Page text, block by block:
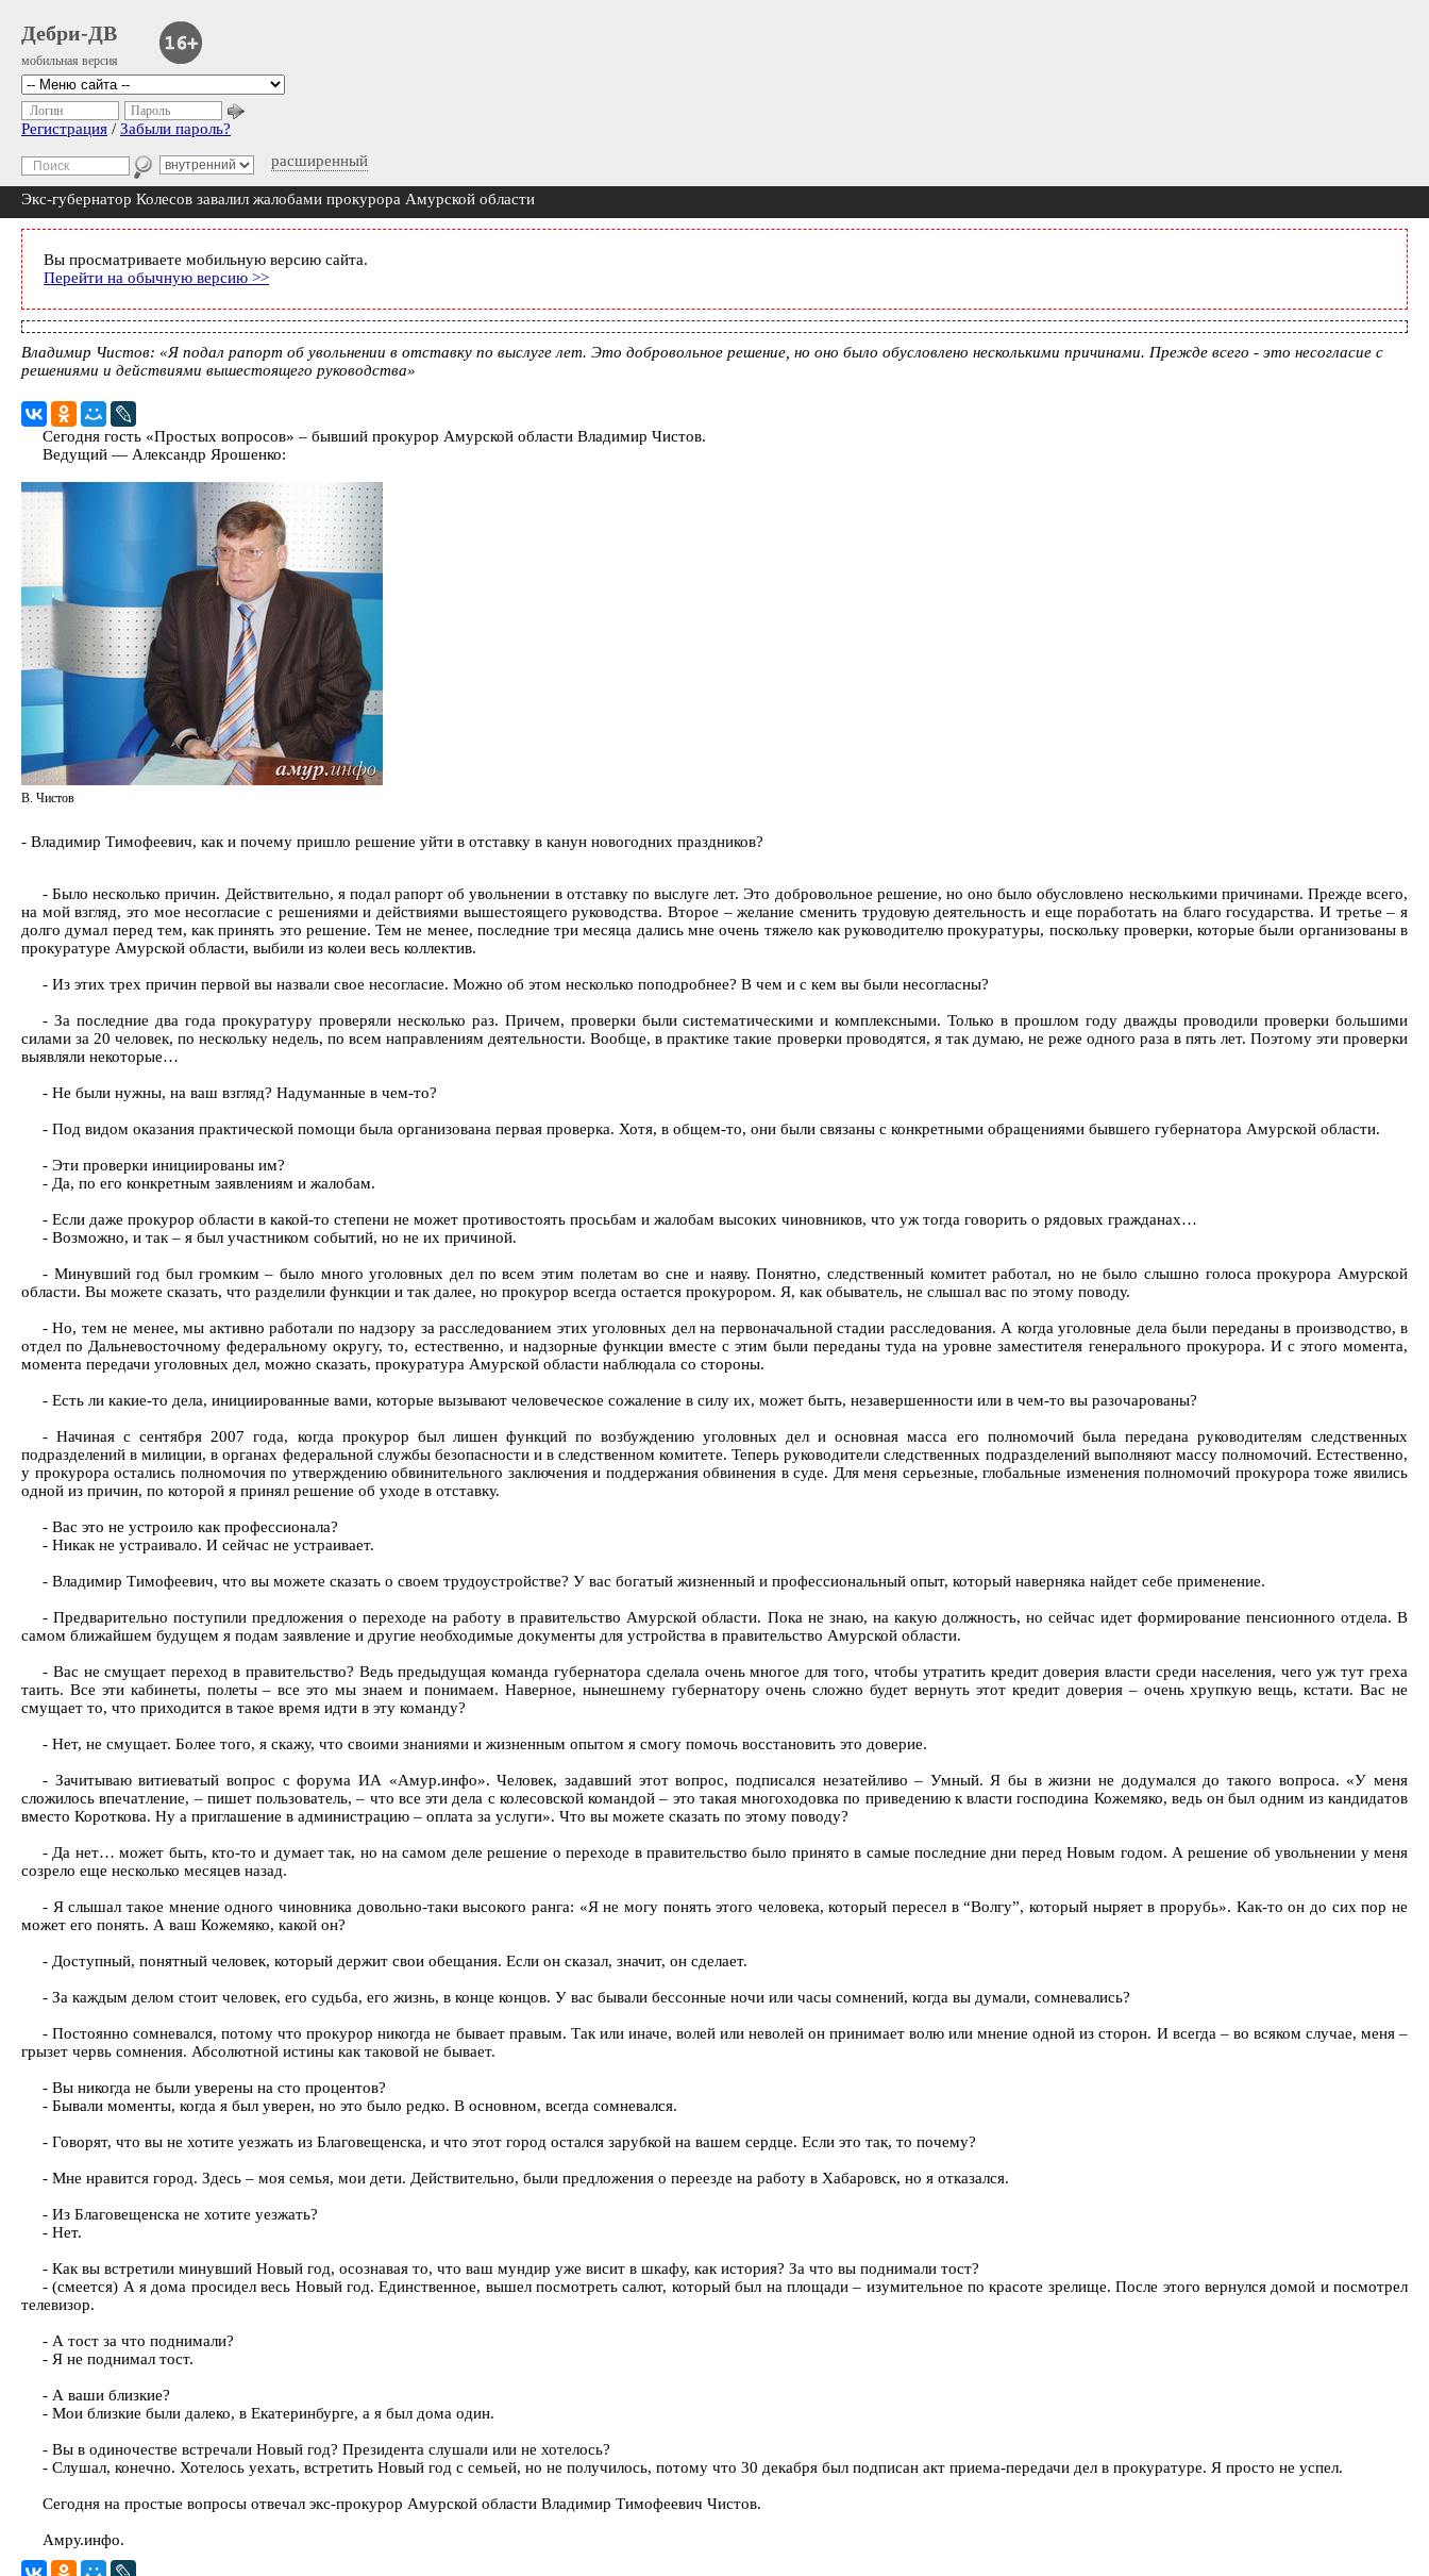
Дебри-ДВ
мобильная версия
расширенный
Логин Пароль
Регистрация / Забыли пароль?
Экс-губернатор Колесов завалил жалобами прокурора Амурской области
Вы просматриваете мобильную версию сайта.
Перейти на обычную версию >>
Владимир Чистов: «Я подал рапорт об увольнении в отставку по выслуге лет. Это добровольное решение, но оно было обусловлено несколькими причинами. Прежде всего - это несогласие с
решениями и действиями вышестоящего руководства»
Сегодня гость «Простых вопросов» – бывший прокурор Амурской области Владимир Чистов.
Ведущий — Александр Ярошенко:
В. Чистов
- Владимир Тимофеевич, как и почему пришло решение уйти в отставку в канун новогодних праздников?
- Было несколько причин. Действительно, я подал рапорт об увольнении в отставку по выслуге лет. Это добровольное решение, но оно было обусловлено несколькими причинами. Прежде всего,
на мой взгляд, это мое несогласие с решениями и действиями вышестоящего руководства. Второе – желание сменить трудовую деятельность и еще поработать на благо государства. И третье – я
долго думал перед тем, как принять это решение. Тем не менее, последние три месяца дались мне очень тяжело как руководителю прокуратуры, поскольку проверки, которые были организованы в
прокуратуре Амурской области, выбили из колеи весь коллектив.
- Из этих трех причин первой вы назвали свое несогласие. Можно об этом несколько поподробнее? В чем и с кем вы были несогласны?
- За последние два года прокуратуру проверяли несколько раз. Причем, проверки были систематическими и комплексными. Только в прошлом году дважды проводили проверки большими
силами за 20 человек, по нескольку недель, по всем направлениям деятельности. Вообще, в практике такие проверки проводятся, я так думаю, не реже одного раза в пять лет. Поэтому эти проверки
выявляли некоторые…
- Не были нужны, на ваш взгляд? Надуманные в чем-то?
- Под видом оказания практической помощи была организована первая проверка. Хотя, в общем-то, они были связаны с конкретными обращениями бывшего губернатора Амурской области.
- Эти проверки инициированы им?
- Да, по его конкретным заявлениям и жалобам.
- Если даже прокурор области в какой-то степени не может противостоять просьбам и жалобам высоких чиновников, что уж тогда говорить о рядовых гражданах…
- Возможно, и так – я был участником событий, но не их причиной.
- Минувший год был громким – было много уголовных дел по всем этим полетам во сне и наяву. Понятно, следственный комитет работал, но не было слышно голоса прокурора Амурской
области. Вы можете сказать, что разделили функции и так далее, но прокурор всегда остается прокурором. Я, как обыватель, не слышал вас по этому поводу.
- Но, тем не менее, мы активно работали по надзору за расследованием этих уголовных дел на первоначальной стадии расследования. А когда уголовные дела были переданы в производство, в
отдел по Дальневосточному федеральному округу, то, естественно, и надзорные функции вместе с этим были переданы туда на уровне заместителя генерального прокурора. И с этого момента,
момента передачи уголовных дел, можно сказать, прокуратура Амурской области наблюдала со стороны.
- Есть ли какие-то дела, инициированные вами, которые вызывают человеческое сожаление в силу их, может быть, незавершенности или в чем-то вы разочарованы?
- Начиная с сентября 2007 года, когда прокурор был лишен функций по возбуждению уголовных дел и основная масса его полномочий была передана руководителям следственных
подразделений в милиции, в органах федеральной службы безопасности и в следственном комитете. Теперь руководители следственных подразделений выполняют массу полномочий. Естественно,
у прокурора остались полномочия по утверждению обвинительного заключения и поддержания обвинения в суде. Для меня серьезные, глобальные изменения полномочий прокурора тоже явились
одной из причин, по которой я принял решение об уходе в отставку.
- Вас это не устроило как профессионала?
- Никак не устраивало. И сейчас не устраивает.
- Владимир Тимофеевич, что вы можете сказать о своем трудоустройстве? У вас богатый жизненный и профессиональный опыт, который наверняка найдет себе применение.
- Предварительно поступили предложения о переходе на работу в правительство Амурской области. Пока не знаю, на какую должность, но сейчас идет формирование пенсионного отдела. В
самом ближайшем будущем я подам заявление и другие необходимые документы для устройства в правительство Амурской области.
- Вас не смущает переход в правительство? Ведь предыдущая команда губернатора сделала очень многое для того, чтобы утратить кредит доверия власти среди населения, чего уж тут греха
таить. Все эти кабинеты, полеты – все это мы знаем и понимаем. Наверное, нынешнему губернатору очень сложно будет вернуть этот кредит доверия – очень хрупкую вещь, кстати. Вас не
смущает то, что приходится в такое время идти в эту команду?
- Нет, не смущает. Более того, я скажу, что своими знаниями и жизненным опытом я смогу помочь восстановить это доверие.
- Зачитываю витиеватый вопрос с форума ИА «Амур.инфо». Человек, задавший этот вопрос, подписался незатейливо – Умный. Я бы в жизни не додумался до такого вопроса. «У меня
сложилось впечатление, – пишет пользователь, – что все эти дела с колесовской командой – это такая многоходовка по приведению к власти господина Кожемяко, ведь он был одним из кандидатов
вместо Короткова. Ну а приглашение в администрацию – оплата за услуги». Что вы можете сказать по этому поводу?
- Да нет… может быть, кто-то и думает так, но на самом деле решение о переходе в правительство было принято в самые последние дни перед Новым годом. А решение об увольнении у меня
созрело еще несколько месяцев назад.
- Я слышал такое мнение одного чиновника довольно-таки высокого ранга: «Я не могу понять этого человека, который пересел в “Волгу”, который ныряет в прорубь». Как-то он до сих пор не
может его понять. А ваш Кожемяко, какой он?
- Доступный, понятный человек, который держит свои обещания. Если он сказал, значит, он сделает.
- За каждым делом стоит человек, его судьба, его жизнь, в конце концов. У вас бывали бессонные ночи или часы сомнений, когда вы думали, сомневались?
- Постоянно сомневался, потому что прокурор никогда не бывает правым. Так или иначе, волей или неволей он принимает волю или мнение одной из сторон. И всегда – во всяком случае, меня –
грызет червь сомнения. Абсолютной истины как таковой не бывает.
- Вы никогда не были уверены на сто процентов?
- Бывали моменты, когда я был уверен, но это было редко. В основном, всегда сомневался.
- Говорят, что вы не хотите уезжать из Благовещенска, и что этот город остался зарубкой на вашем сердце. Если это так, то почему?
- Мне нравится город. Здесь – моя семья, мои дети. Действительно, были предложения о переезде на работу в Хабаровск, но я отказался.
- Из Благовещенска не хотите уезжать?
- Нет.
- Как вы встретили минувший Новый год, осознавая то, что ваш мундир уже висит в шкафу, как история? За что вы поднимали тост?
- (смеется) А я дома просидел весь Новый год. Единственное, вышел посмотреть салют, который был на площади – изумительное по красоте зрелище. После этого вернулся домой и посмотрел
телевизор.
- А тост за что поднимали?
- Я не поднимал тост.
- А ваши близкие?
- Мои близкие были далеко, в Екатеринбурге, а я был дома один.
- Вы в одиночестве встречали Новый год? Президента слушали или не хотелось?
- Слушал, конечно. Хотелось уехать, встретить Новый год с семьей, но не получилось, потому что 30 декабря был подписан акт приема-передачи дел в прокуратуре. Я просто не успел.
Сегодня на простые вопросы отвечал экс-прокурор Амурской области Владимир Тимофеевич Чистов.
Амру.инфо.